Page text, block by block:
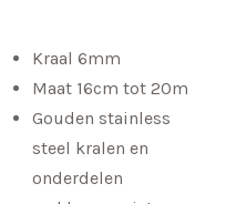
Kraal 6mm
Maat 16cm tot 20m
Gouden stainless
steel kralen en
onderdelen